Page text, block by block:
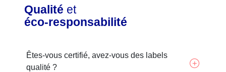
Qualité et
éco-responsabilité
Êtes-vous certifié, avez-vous des labels
qualité ?